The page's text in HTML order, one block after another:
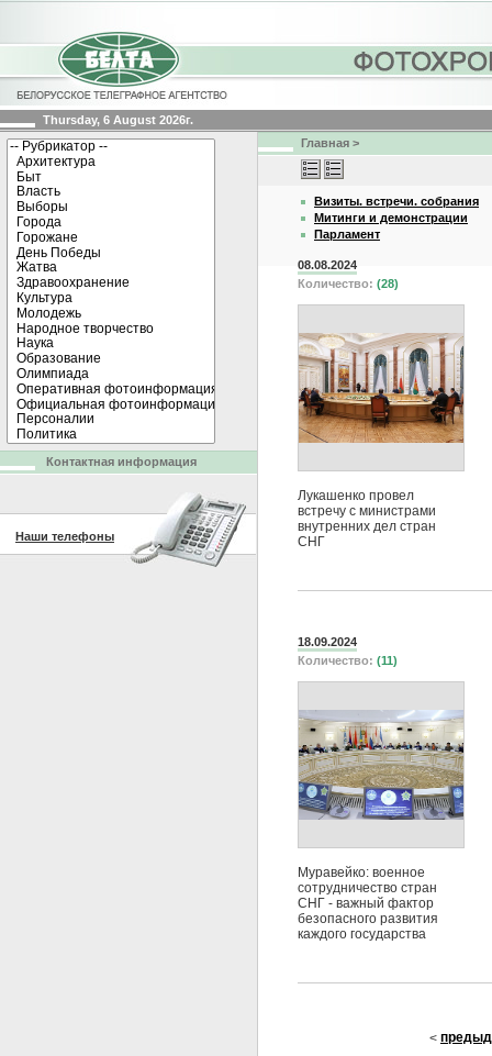
Thursday, 6 August 2026г.
Главная >
Визиты. встречи. собрания
Митинги и демонстрации
Парламент
08.08.2024
Количество: (28)
Лукашенко провел
встречу с министрами
внутренних дел стран
СНГ
18.09.2024
Количество: (11)
Муравейко: военное
сотрудничество стран
СНГ - важный фактор
безопасного развития
каждого государства
<
Контактная информация
Наши телефоны